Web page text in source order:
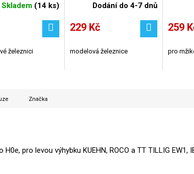
Skladem (14 ks)
železnici
Dodání do 4-7 dnů
229 Kč
modelová železnice
259
pro
Značka
pro levou výhybku KUEHN, ROCO a TT TILLIG EW1,